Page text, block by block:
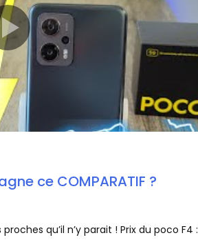
ce COMPARATIF ?
qu’il n’y parait ! Prix du poco F4 :